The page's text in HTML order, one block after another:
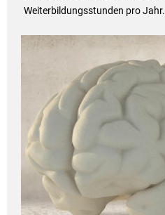
Weiterbildungsstunden pro Jahr.